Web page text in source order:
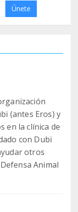
Únete
(antes Eros) y
en la clínica de
con Dubi
otros
Animal